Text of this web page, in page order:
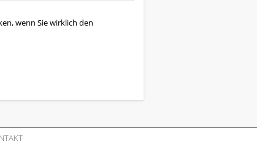
wenn Sie wirklich den